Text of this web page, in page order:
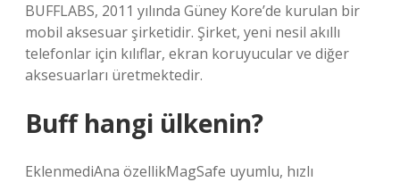
BUFFLABS, 2011 yılında Güney Kore’de kurulan bir
mobil aksesuar şirketidir. Şirket, yeni nesil akıllı
telefonlar için kılıflar, ekran koruyucular ve diğer
aksesuarları üretmektedir.
Buff hangi ülkenin?
EklenmediAna özellik‎MagSafe uyumlu, hızlı